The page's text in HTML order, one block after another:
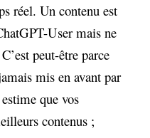
réel. Un contenu est
User mais ne
peut-être parce
mis en avant par
que vos
contenus ;